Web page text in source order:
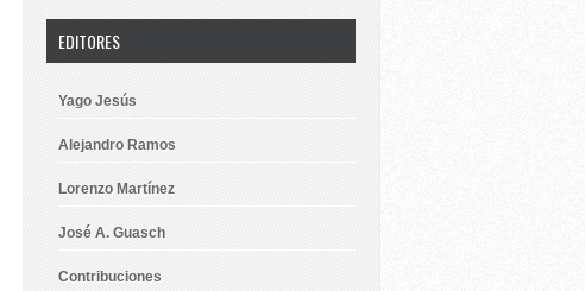
EDITORES
Yago Jesús
Alejandro Ramos
Lorenzo Martínez
José A. Guasch
Contribuciones